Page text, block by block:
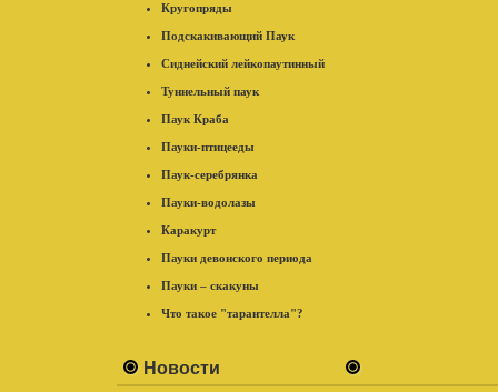
Кругопряды
Подскакивающий Паук
Сиднейский лейкопаутинный
Туннельный паук
Паук Краба
Пауки-птицееды
Паук-серебрянка
Пауки-водолазы
Каракурт
Пауки девонского периода
Пауки – скакуны
Что такое "тарантелла"?
Новости